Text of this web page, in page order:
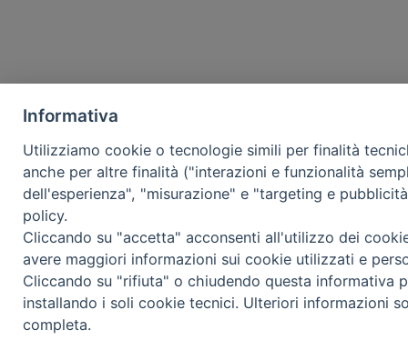
Informativa
Utilizziamo cookie o tecnologie simili per finalità
anche per altre finalità ("interazioni e funzionalità
dell'esperienza", "misurazione" e "targeting e
policy.
Cliccando su "accetta" acconsenti all'utilizzo dei
avere maggiori informazioni sui cookie utilizzati e
Cliccando su "rifiuta" o chiudendo questa informativa
installando i soli cookie tecnici. Ulteriori informazioni
completa.